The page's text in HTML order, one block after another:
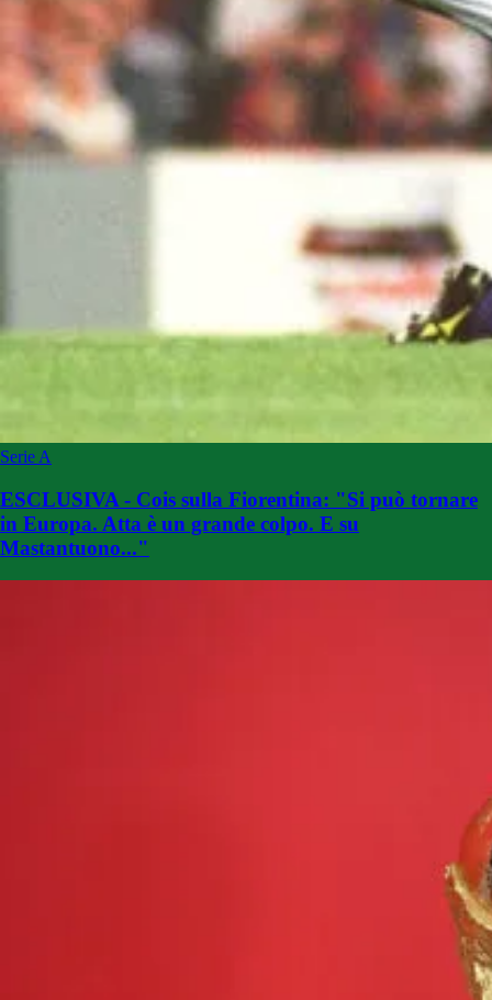
Serie A
ESCLUSIVA - Cois sulla Fiorentina: "Si può tornare
in Europa. Atta è un grande colpo. E su
Mastantuono..."